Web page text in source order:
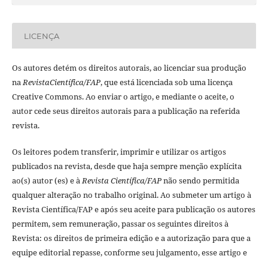
LICENÇA
Os autores detém os direitos autorais, ao licenciar sua produção
naRevistaCientí­fica/FAP, que está licenciada sob uma licença
Creative Commons. Ao enviar o artigo, e mediante o aceite, o
autor cede seus direitos autorais para a publicação na referida
revista.
Os leitores podem transferir, imprimir e utilizar os artigos
publicados na revista, desde que haja sempre menção explí­cita
ao(s) autor (es) e àRevista Cientí­fica/FAPnão sendo permitida
qualquer alteração no trabalho original. Ao submeter um artigo à
Revista Cientí­fica/FAP e após seu aceite para publicação os autores
permitem, sem remuneração, passar os seguintes direitos à
Revista: os direitos de primeira edição e a autorização para que a
equipe editorial repasse, conforme seu julgamento, esse artigo e